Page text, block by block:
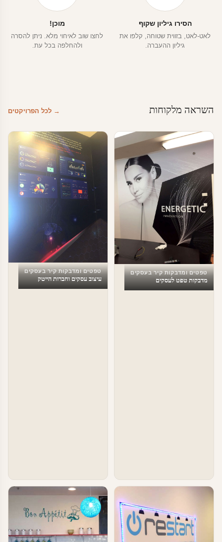
הסירו גיליון שקוף
לאט-לאט, בזווית שטוחה, קלפו את
גיליון ההעברה.
מוכן!
לחצו שוב לאיחוי מלא. ניתן להסרה
ולהחלפה בכל עת.
השראה מלקוחות → לכל הפרויקטים
טפטים ומדבקות קיר בעסקים
מדבקות טפט לעסקים
טפטים ומדבקות קיר בעסקים
עיצוב עסקים וחברות הייטק